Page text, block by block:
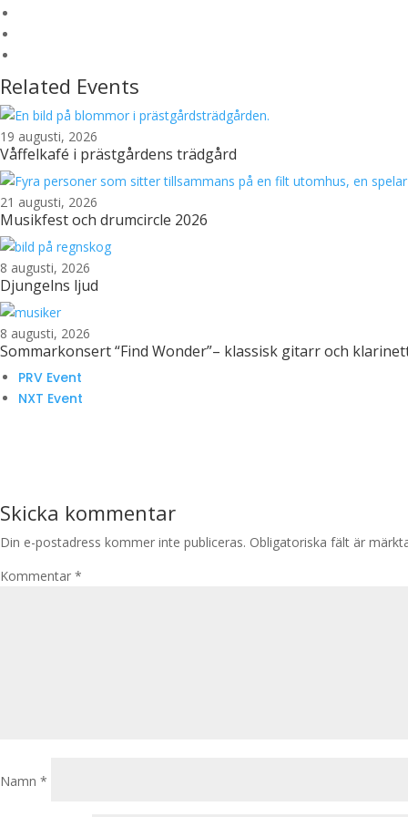
Related Events
19 augusti, 2026
Våffelkafé i prästgårdens trädgård
21 augusti, 2026
Musikfest och drumcircle 2026
8 augusti, 2026
Djungelns ljud
8 augusti, 2026
Sommarkonsert “Find Wonder”– klassisk gitarr och
PRV Event
NXT Event
Skicka kommentar
Din e-postadress kommer inte publiceras. Obligatoriska fält är
Kommentar *
Namn *